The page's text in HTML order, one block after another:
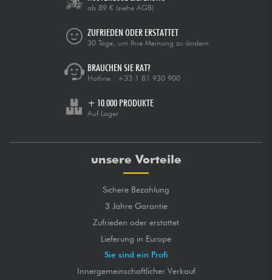
ab 89 € (siehe AGB)
ZUFRIEDEN ODER ERSTATTET
30 Tage, um Ihre Meinung zu ändern
BRAUCHEN SIE RAT?
Hotline : +33 1 81 930 900
+ 10.000 PRODUKTE
Auf Lager
unsere Vorteile
Sichere Bezahlung
3 Jahre Garantie
Zufrieden oder erstattet
Lieferung in Europe
Sie sind ein Profi
Innergemeinschaftlicher Verkauf